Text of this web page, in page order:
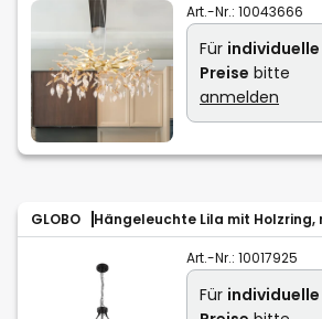
Art.-Nr.: 10043666
Für individuelle
Preise bitte
anmelden
GLOBO Hängeleuchte Lila mit
Art.-Nr.: 10017925
Für individuelle